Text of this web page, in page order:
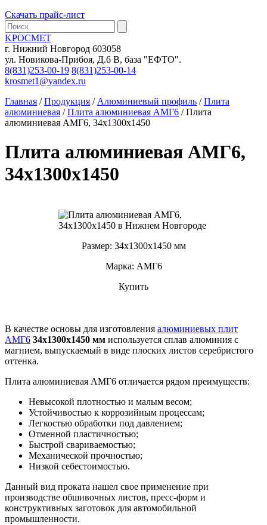
Скачать прайс-лист
KРОСМЕТ
г. Нижний Новгород 603058
ул. Новикова-Прибоя, Д.6 В, база "ЕФТО".
8(831)253-00-19 8(831)253-00-14
krosmet1@yandex.ru
Главная /Продукция / Алюминиевый профиль /Плита
алюминиевая /Плита алюминиевая АМГ6 / Плита
алюминиевая АМГ6, 34х1300х1450
Плита алюминиевая АМГ6,
34х1300х1450
Размер: 34х1300х1450 мм
Марка: АМГ6
Купить
В качестве основы для изготовления алюминиевых плит
АМГ6 34х1300х1450 мм используется сплав алюминия с
магнием, выпускаемый в виде плоских листов серебристого
оттенка.
Плита алюминиевая АМГ6 отличается рядом преимуществ:
Невысокой плотностью и малым весом;
Устойчивостью к коррозийным процессам;
Легкостью обработки под давлением;
Отменной пластичностью;
Быстрой свариваемостью;
Механической прочностью;
Низкой себестоимостью.
Данный вид проката нашел свое применение при
производстве обшивочных листов, пресс-форм и
конструктивных заготовок для автомобильной
промышленности.